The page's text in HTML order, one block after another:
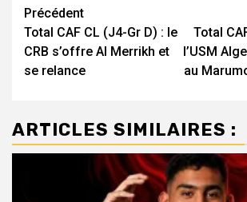
Navigation
d’article
Précédent
Total CAF CL (J4-Gr D) : le
CRB s’offre Al Merrikh et
se relance
Total
l’USM
au
ARTICLES SIMILAIRES :